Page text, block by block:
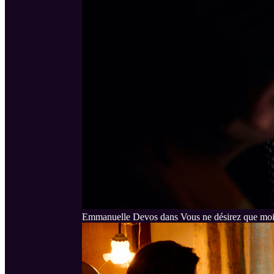
Emmanuelle Devos dans Vous ne désirez que